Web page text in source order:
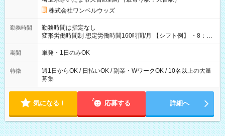
株式会社ワンベルウッズ
勤務時間
勤務時間は指定なし
変形労働時間制 想定労働時間160時間/月 【シフト例】 ・8：00
～21：00
期間 単発・1日のみOK
特徴
週1日からOK / 日払いOK / 副業・WワークOK / 10名以上の大量
募集
気になる！ 応募する 詳細へ